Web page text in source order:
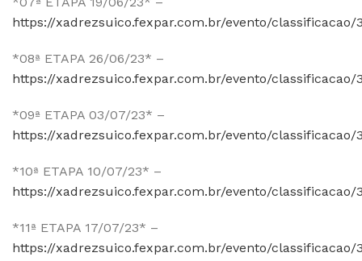
https://xadrezsuico.fexpar.com.br/evento/classificacao/
*08ª ETAPA 26/06/23* –
https://xadrezsuico.fexpar.com.br/evento/classificacao/
*09ª ETAPA 03/07/23* –
https://xadrezsuico.fexpar.com.br/evento/classificacao/
*10ª ETAPA 10/07/23* –
https://xadrezsuico.fexpar.com.br/evento/classificacao/
*11ª ETAPA 17/07/23* –
https://xadrezsuico.fexpar.com.br/evento/classificacao/